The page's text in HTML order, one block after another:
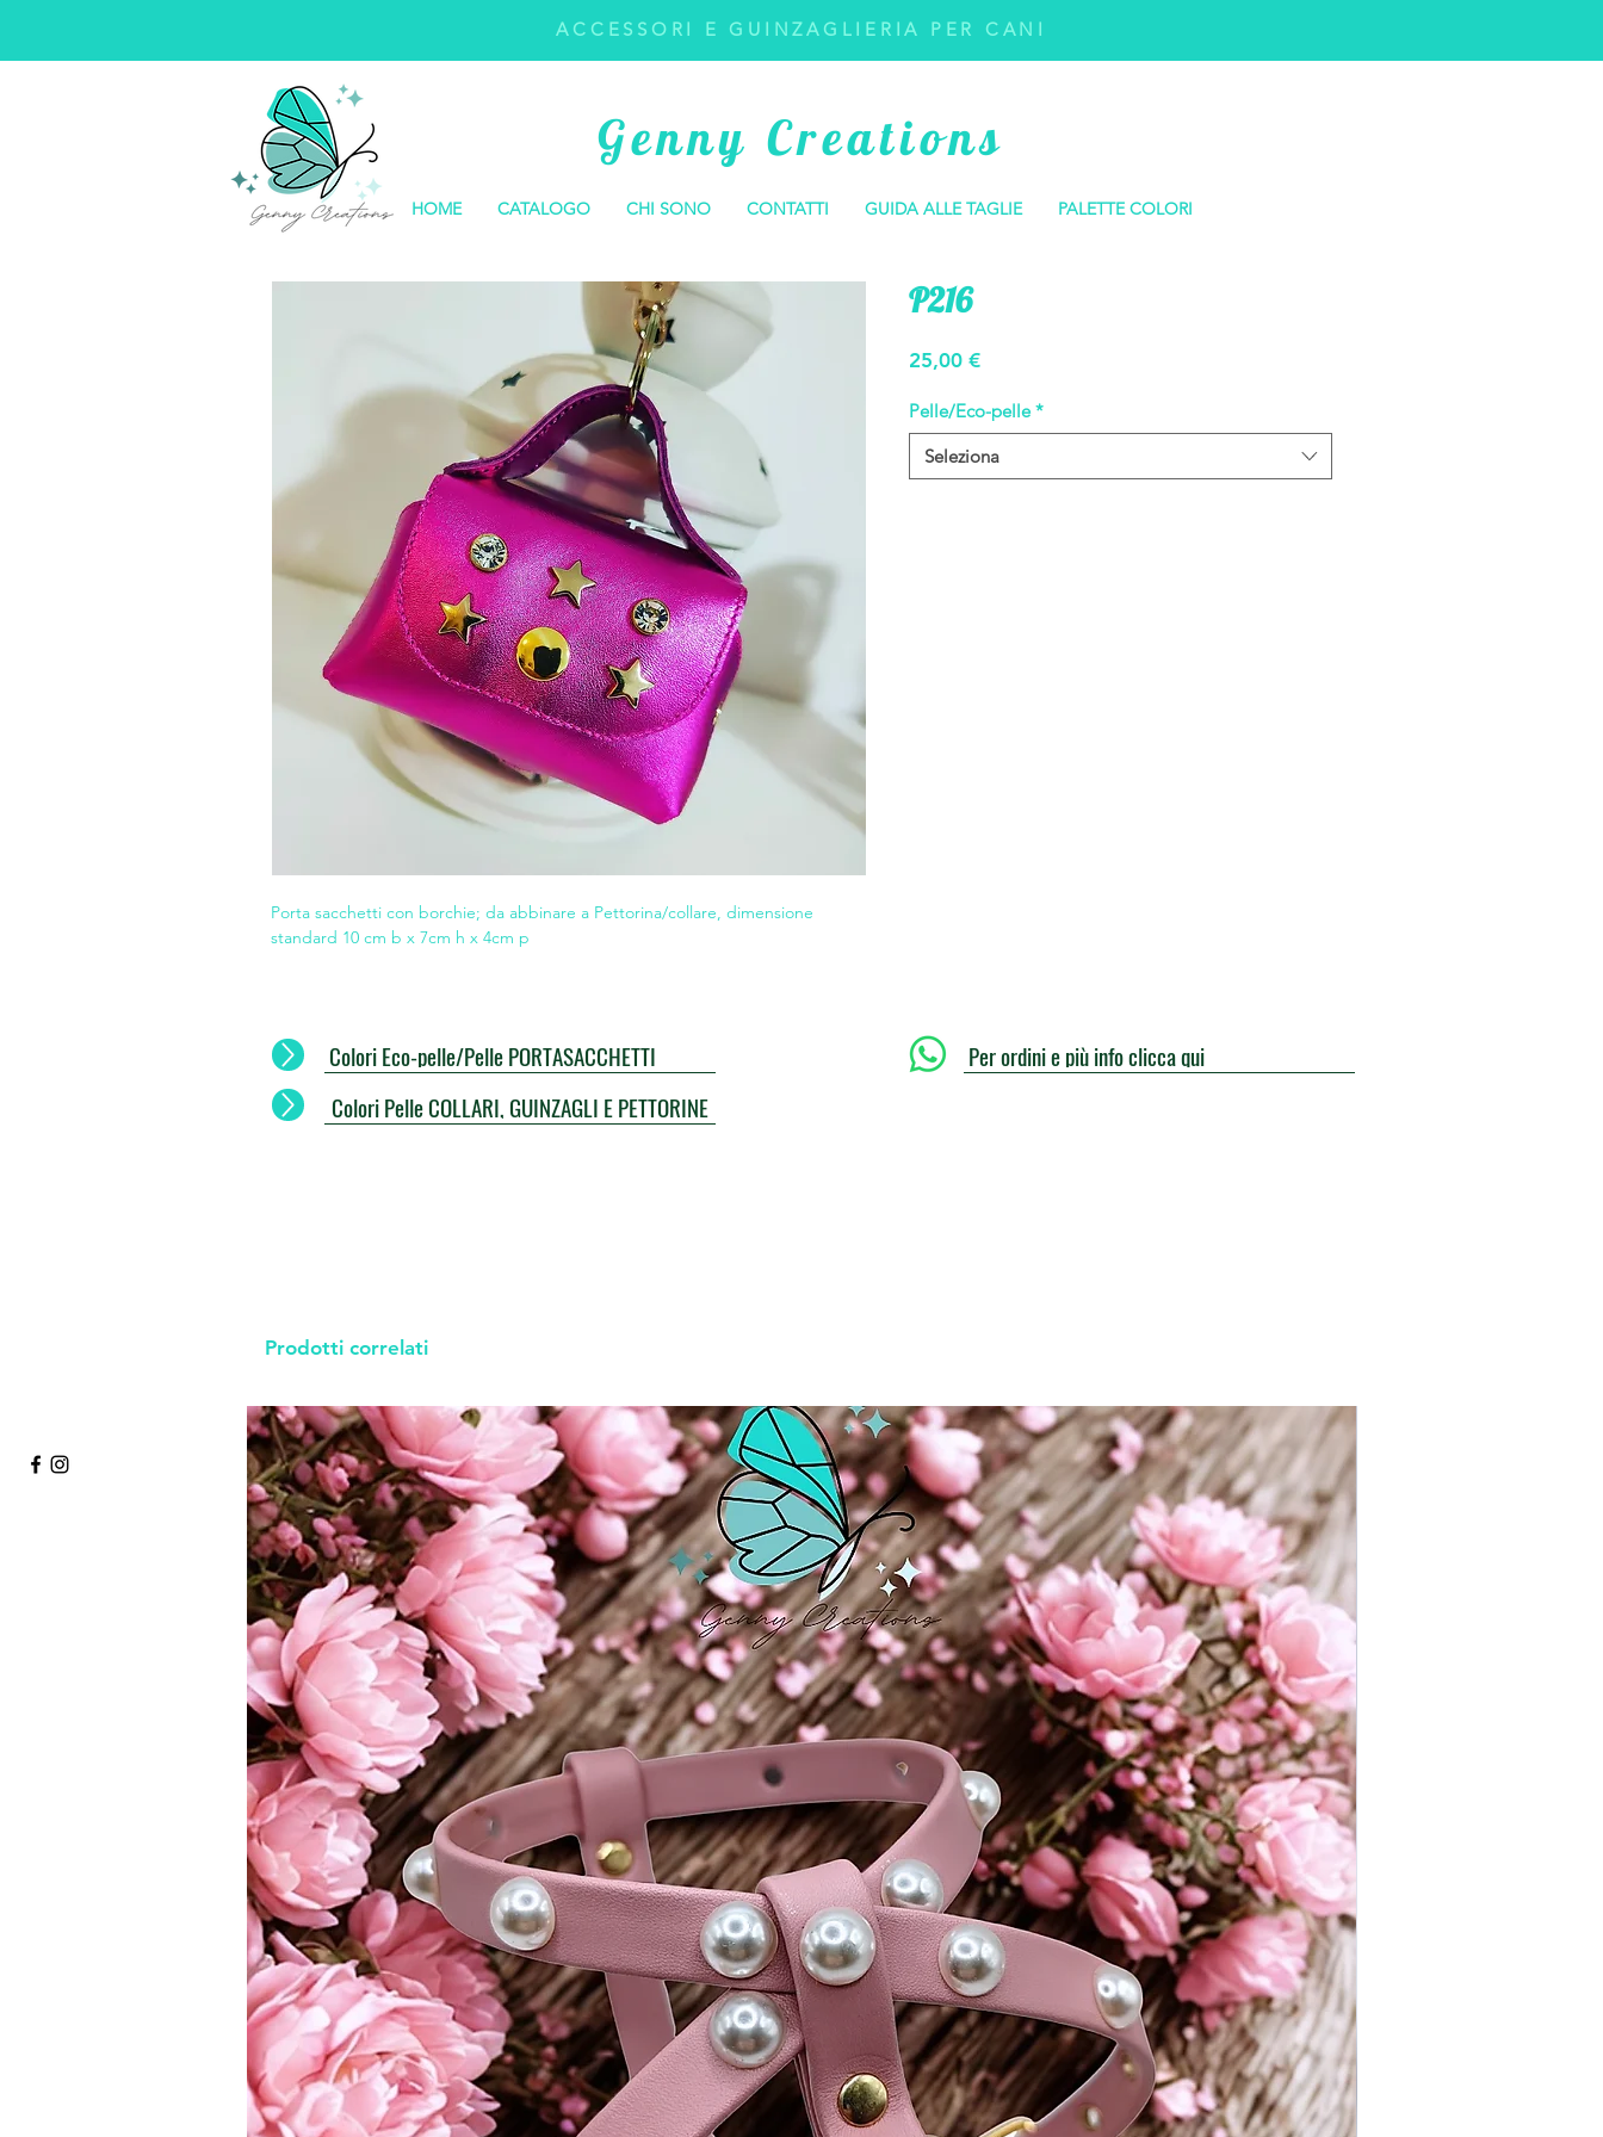
ACCESSORI E GUINZAGLIERIA PER CANI
Genny Creations
HOME CATALOGO CHI SONO CONTATTI GUIDA ALLE TAGLIE PALETTE COLORI
Porta sacchetti con borchie; da abbinare a Pettorina/collare, dimensione
standard 10 cm b x 7cm h x 4cm p
P216
25,00 €Prezzo
Pelle/Eco-pelle *
Seleziona
Colori Eco-pelle/Pelle PORTASACCHETTI
Colori Pelle COLLARI, GUINZAGLI E PETTORINE
Per ordini e più info clicca qui
Prodotti correlati